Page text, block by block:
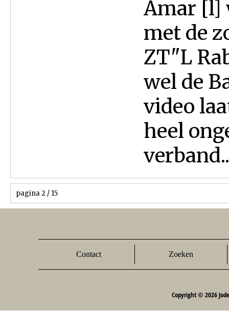
Amar [l]
met de
ZT"L
wel de
video
heel
pagina 2 / 15
Contact Zoeken
Copyright © 2026